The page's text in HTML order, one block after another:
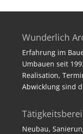
Wunderlich
Erfahrung im
Umbauen seit
Realisation,
Abwicklung sind
Neubau,